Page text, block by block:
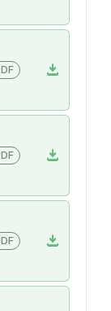
download
download
download